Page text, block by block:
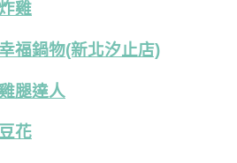
雞
福鍋物(新北汐止店)
腿達人
花